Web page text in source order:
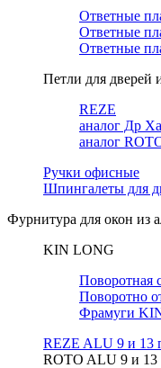
Ответные
Ответные
Ответные
Петли для дверей
REZE
аналог Др
аналог
Ручки офисные
Шпингалеты для
Фурнитура для окон из
KIN LONG
Поворотная
Поворотно
Фрамуги
REZE ALU 9 и 13
ROTO ALU 9 и 13